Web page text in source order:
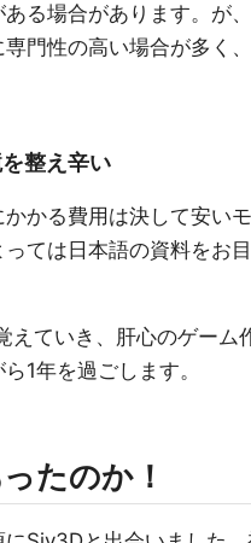
る場合があります。が
門性の高い場合が多く
整え辛い
かる費用は決して安い
ては日本語の資料をお
ていき、肝心のゲーム
1年を過ごします。
たのか！